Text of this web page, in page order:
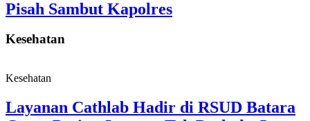
Pisah Sambut Kapolres
Kesehatan
Kesehatan
Layanan Cathlab Hadir di RSUD Batara